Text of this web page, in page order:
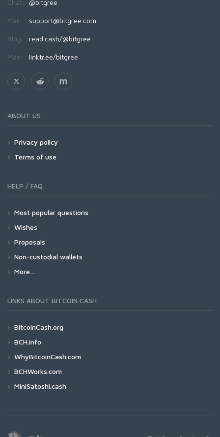
Chat: @bitgree
Mail: support@bitgree.com
Blog: read.cash/@bitgree
Más: linktr.ee/bitgree
ABOUT US
Privacy policy
Terms of use
HELP / FAQ
Most popular questions
Wishes
Proposals
Non-custodial wallets
More...
LINKS ABOUT BITCOIN CASH
BitcoinCash.org
BCH.info
WhyBitcoinCash.com
BCHWorks.com
MiniSatoshi.cash